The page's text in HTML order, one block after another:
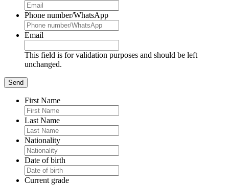
Phone number/WhatsApp
Email
This field is for validation purposes and should be left
unchanged.
First Name
Last Name
Nationality
Date of birth
Current grade